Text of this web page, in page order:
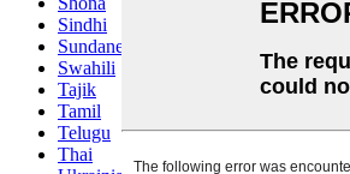
Sindhi
Sundanese
Swahili
Tajik
Tamil
Telugu
Thai